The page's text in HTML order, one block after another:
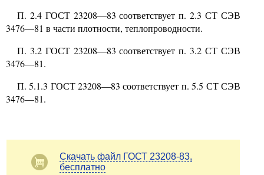
П. 2.4ГОСТ23208—83 соответствует п. 2.3 СТ СЭВ
3476—81 в части плотности, теплопроводности.
П. 3.2ГОСТ23208—83 соответствует п. 3.2 СТ СЭВ
3476—81.
П. 5.1.3 ГОСТ23208—83 соответствует п. 5.5 СТ СЭВ
3476—81.
Скачать файл ГОСТ 23208-83,
бесплатно